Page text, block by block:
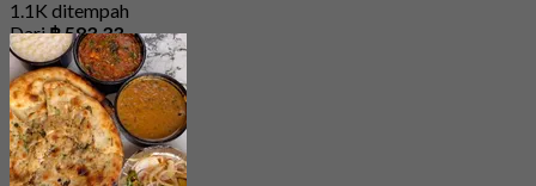
1.1K ditempah
Dari฿ 583.33